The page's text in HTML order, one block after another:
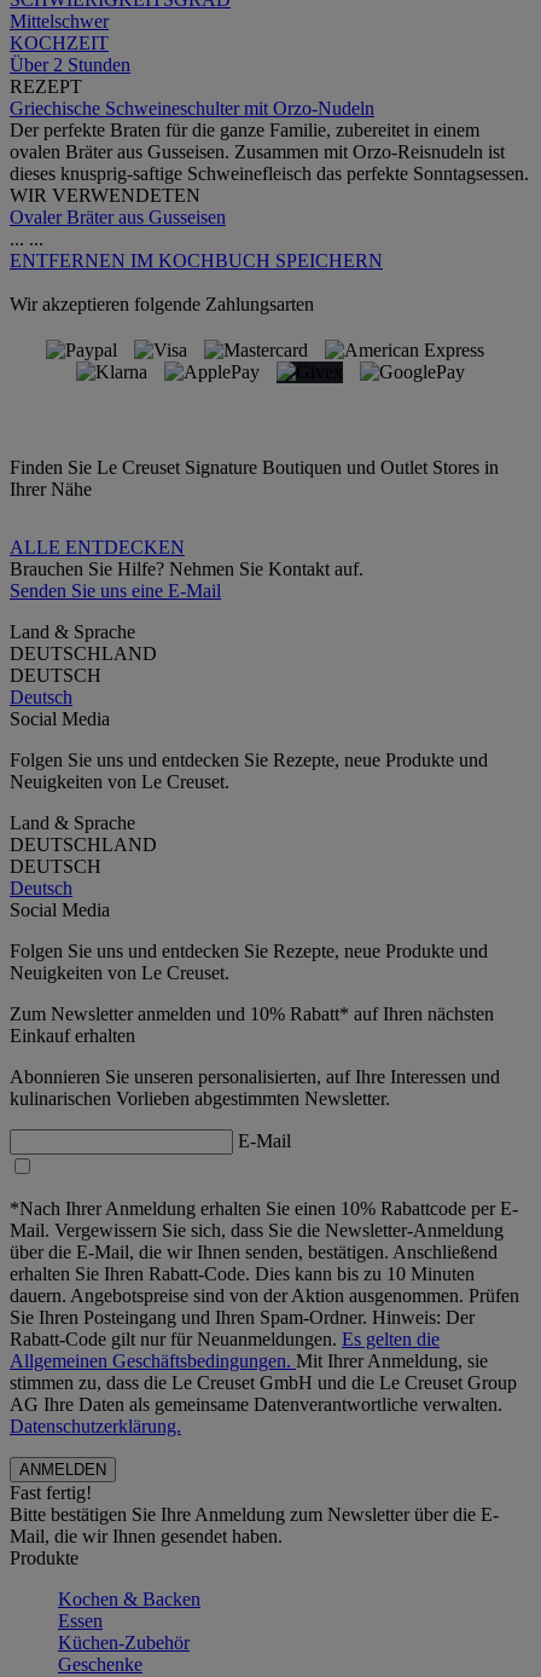
Mittelschwer
KOCHZEIT
Über 2 Stunden
REZEPT
Griechische Schweineschulter mit Orzo-Nudeln
Der perfekte Braten für die ganze Familie, zubereitet in einem
ovalen Bräter aus Gusseisen. Zusammen mit Orzo-Reisnudeln ist
dieses knusprig-saftige Schweinefleisch das perfekte Sonntagsessen.
WIR VERWENDETEN
Ovaler Bräter aus Gusseisen
... ...
ENTFERNEN IM KOCHBUCH SPEICHERN
Wir akzeptieren folgende Zahlungsarten
Finden Sie Le Creuset Signature Boutiquen und Outlet Stores in
Ihrer Nähe
ALLE ENTDECKEN
Brauchen Sie Hilfe? Nehmen Sie Kontakt auf.
Senden Sie uns eine E-Mail
Land & Sprache
DEUTSCHLAND
DEUTSCH
Deutsch
Social Media
Folgen Sie uns und entdecken Sie Rezepte, neue Produkte und
Neuigkeiten von Le Creuset.
Land & Sprache
DEUTSCHLAND
DEUTSCH
Deutsch
Social Media
Folgen Sie uns und entdecken Sie Rezepte, neue Produkte und
Neuigkeiten von Le Creuset.
Zum Newsletter anmelden und 10% Rabatt* auf Ihren nächsten
Einkauf erhalten
Abonnieren Sie unseren personalisierten, auf Ihre Interessen und
kulinarischen Vorlieben abgestimmten Newsletter.
E-Mail
*Nach Ihrer Anmeldung erhalten Sie einen 10% Rabattcode per E-
Mail. Vergewissern Sie sich, dass Sie die Newsletter-Anmeldung
über die E-Mail, die wir Ihnen senden, bestätigen. Anschließend
erhalten Sie Ihren Rabatt-Code. Dies kann bis zu 10 Minuten
dauern. Angebotspreise sind von der Aktion ausgenommen. Prüfen
Sie Ihren Posteingang und Ihren Spam-Ordner. Hinweis: Der
Rabatt-Code gilt nur für Neuanmeldungen. Es gelten die
Allgemeinen Geschäftsbedingungen. Mit Ihrer Anmeldung, sie
stimmen zu, dass die Le Creuset GmbH und die Le Creuset Group
AG Ihre Daten als gemeinsame Datenverantwortliche verwalten.
Datenschutzerklärung.
Fast fertig!
Bitte bestätigen Sie Ihre Anmeldung zum Newsletter über die E-
Mail, die wir Ihnen gesendet haben.
Produkte
Kochen & Backen
Essen
Küchen-Zubehör
Geschenke